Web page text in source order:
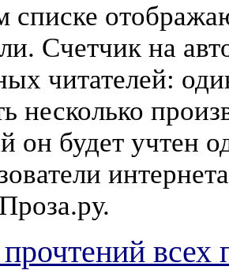
списке
Счетчик на
читателей:
несколько
он будет учтен
всех